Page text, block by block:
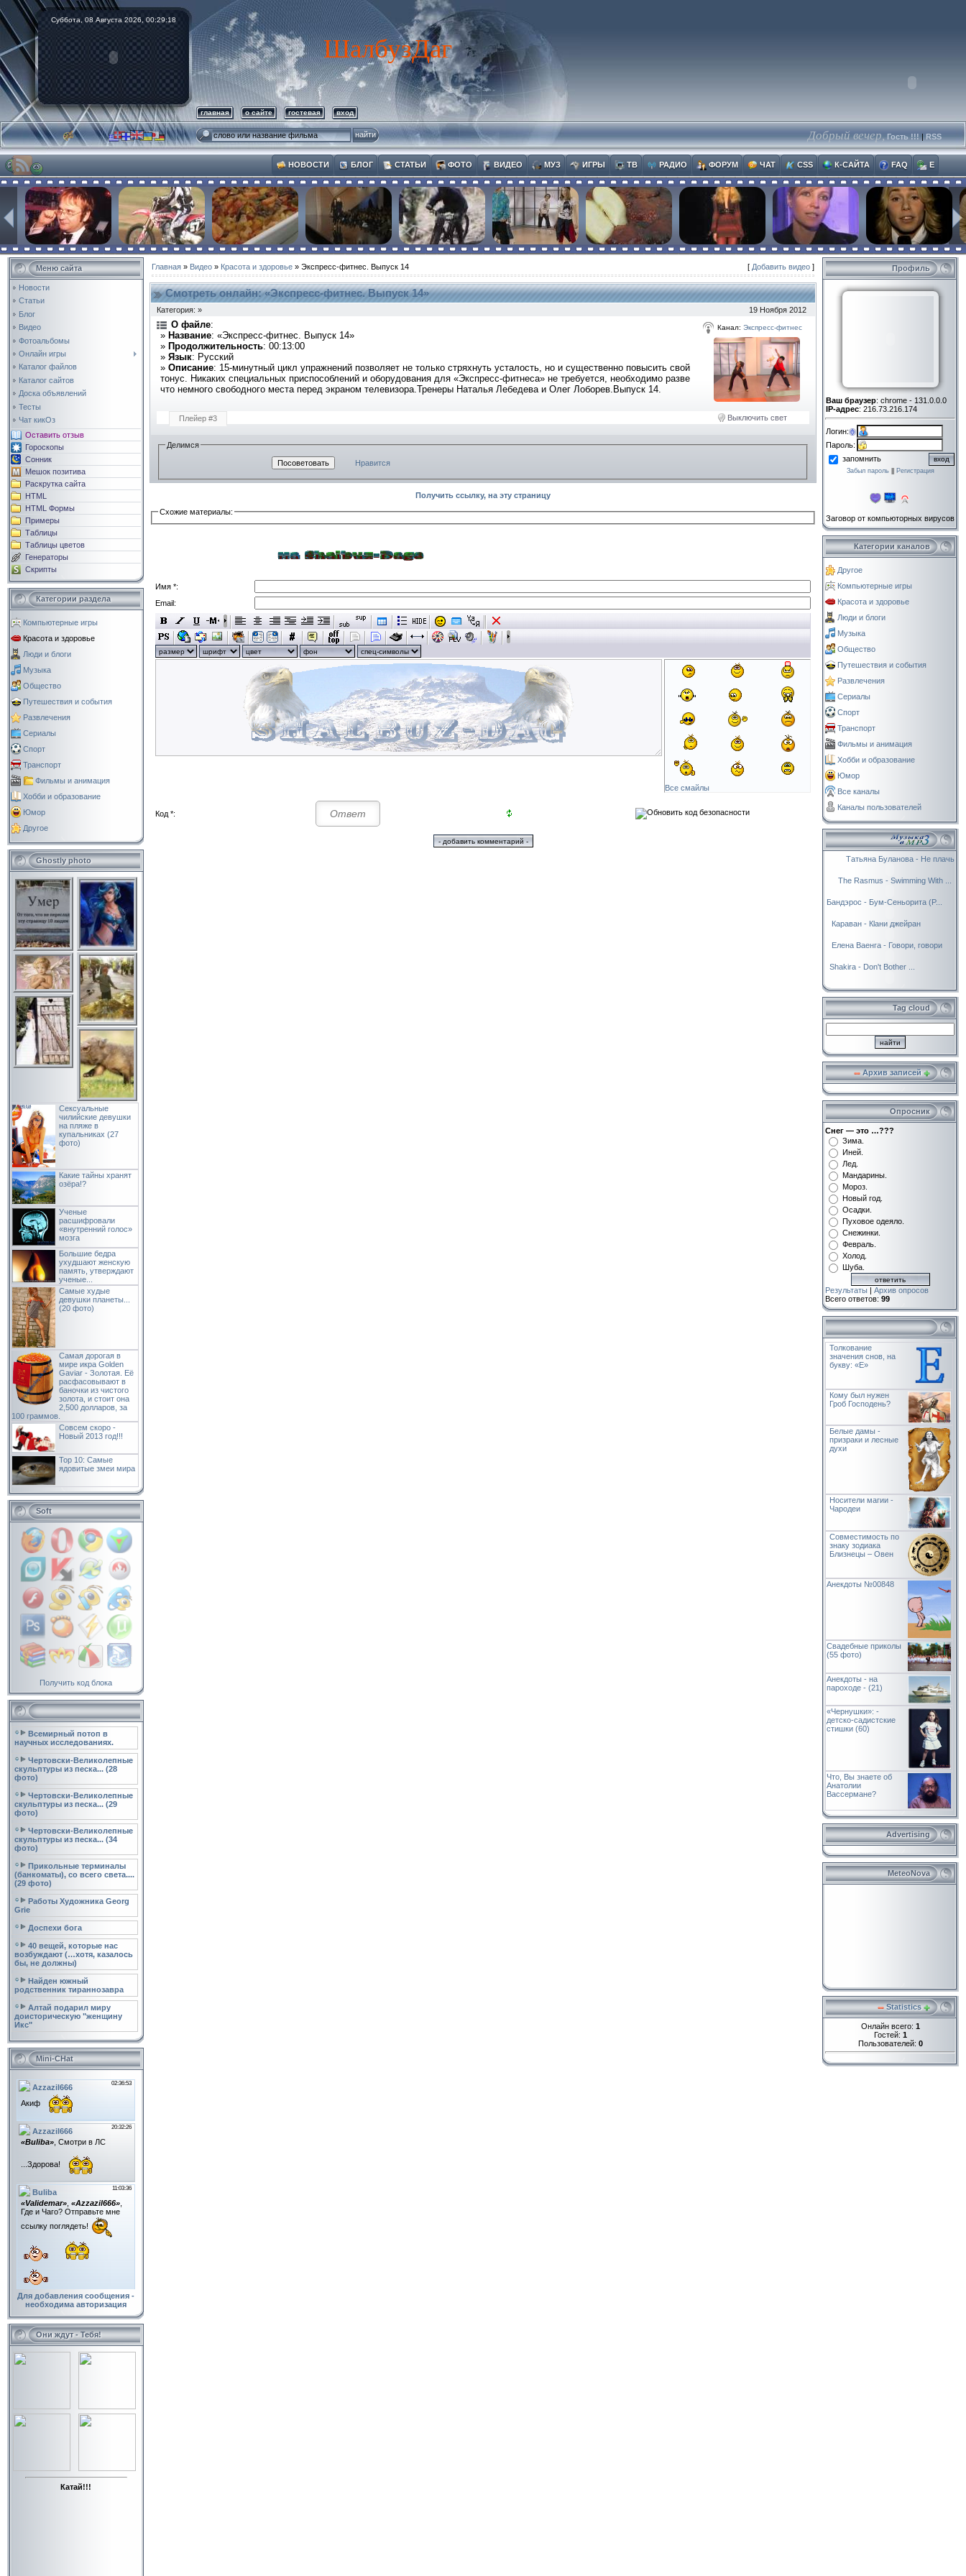
Суббота, 08 Августа 2026, 00:29:19
ШалбузДаг
главная о сайте гостевая вход
Добрый вечер, Гость !!! | RSS
НОВОСТИ БЛОГ СТАТЬИ ФОТО ВИДЕО МУЗ ИГРЫ ТВ РАДИО ФОРУМ ЧАТ CSS К-САЙТА FAQ E
Меню сайта
Новости
Статьи
Блог
Видео
Фотоальбомы
Онлайн игры
Каталог файлов
Каталог сайтов
Доска объявлений
Тесты
Чат кикОз
Оставить отзыв
Гороскопы
Сонник
Мешок позитива
Раскрутка сайта
HTML
HTML Формы
Примеры
Таблицы
Таблицы цветов
Генераторы
Скрипты
Категории раздела
Компьютерные игры
Красота и здоровье
Люди и блоги
Музыка
Общество
Путешествия и события
Развлечения
Сериалы
Спорт
Транспорт
Фильмы и анимация
Хобби и образование
Юмор
Другое
Ghostly photo
Сексуальные
чилийские девушки
на пляже в
купальниках (27
фото)
Какие тайны хранят
озёра!?
Ученые
расшифровали
«внутренний голос»
мозга
Большие бедра
ухудшают женскую
память, утверждают
ученые...
Самые худые
девушки планеты...
(20 фото)
Самая дорогая в
мире икра Golden
Gaviar - Золотая. Её
расфасовывают в
баночки из чистого
золота, и стоит она
2,500 долларов, за
100 граммов.
Совсем скоро -
Новый 2013 год!!!
Top 10: Самые
ядовитые змеи мира
Soft
Получить код блока
Всемирный потоп в
научных исследованиях.
Чертовски-Великолепные
скульптуры из песка... (28
фото)
Чертовски-Великолепные
скульптуры из песка... (29
фото)
Чертовски-Великолепные
скульптуры из песка... (34
фото)
Прикольные терминалы
(банкоматы), со всего света....
(29 фото)
Работы Художника Georg
Grie
Доспехи бога
40 вещей, которые нас
возбуждают (…хотя, казалось
бы, не должны)
Найден южный
родственник тираннозавра
Алтай подарил миру
доисторическую "женщину
Икс"
Mini-CHat
Для добавления сообщения -
необходима авторизация
Они ждут - Тебя!
Катай!!!
[ Добавить видео ]
Главная » Видео » Красота и здоровье » Экспресс-фитнес. Выпуск 14
Смотреть онлайн: «Экспресс-фитнес. Выпуск 14»
19 Ноября 2012
Категория: »
Канал: Экспресс-фитнес
О файле:
» Название: «Экспресс-фитнес. Выпуск 14»
» Продолжительность: 00:13:00
» Язык: Русский
» Описание: 15-минутный цикл упражнений позволяет не только стряхнуть усталость, но и существенно повысить свой
тонус. Никаких специальных приспособлений и оборудования для «Экспресс-фитнеса» не требуется, необходимо разве
что немного свободного места перед экраном телевизора.Тренеры Наталья Лебедева и Олег Лоборев.Выпуск 14.
Плейер #3 Выключить свет
Делимся
Нравится
Получить ссылку, на эту страницу
Схожие материалы:
Имя *:
Email:
Все смайлы
Код *:
Профиль
Ваш браузер: chrome - 131.0.0.0
IP-адрес: 216.73.216.174
Логин:
Пароль:
запомнить
Забыл пароль|| Регистрация
Заговор от компьюторных вирусов
Категории каналов
Другое
Компьютерные игры
Красота и здоровье
Люди и блоги
Музыка
Общество
Путешествия и события
Развлечения
Сериалы
Спорт
Транспорт
Фильмы и анимация
Хобби и образование
Юмор
Все каналы
Каналы пользователей
Татьяна Буланова - Не плачь
The Rasmus - Swimming With ...
Бандэрос - Бум-Сеньорита (P...
Караван - Кlани джейран
Елена Ваенга - Говори, говори
Shakira - Don't Bother ...
Tag cloud
Архив записей
Опросник
Снег — это …???
Зима.
Иней.
Лед.
Мандарины.
Мороз.
Новый год.
Осадки.
Пуховое одеяло.
Снежинки.
Февраль.
Холод.
Шуба.
Результаты | Архив опросов
Всего ответов: 99
Толкование
значения снов, на
букву: «Е»
Кому был нужен
Гроб Господень?
Белые дамы -
призраки и лесные
духи
Носители магии -
Чародеи
Совместимость по
знаку зодиака
Близнецы – Овен
Анекдоты №00848
Свадебные приколы
(55 фото)
Анекдоты - на
пароходе - (21)
«Чернушки»: -
детско-садистские
стишки (60)
Что, Вы знаете об
Анатолии
Вассермане?
Advertising
MeteoNova
Statistics
Онлайн всего: 1
Гостей: 1
Пользователей: 0